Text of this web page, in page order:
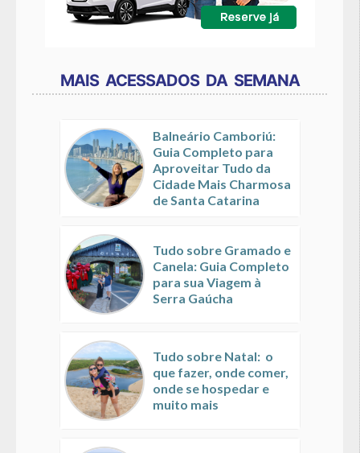
MAIS ACESSADOS DA SEMANA
Balneário Camboriú:
Guia Completo para
Aproveitar Tudo da
Cidade Mais Charmosa
de Santa Catarina
Tudo sobre Gramado e
Canela: Guia Completo
para sua Viagem à
Serra Gaúcha
Tudo sobre Natal: o
que fazer, onde comer,
onde se hospedar e
muito mais